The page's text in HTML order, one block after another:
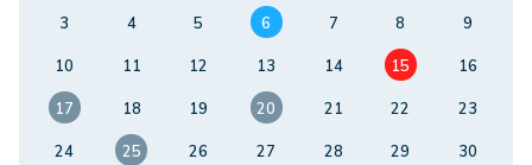
3 4 5 6 7 8
9
10
11 12 13 14 15
16
17
18 19 20 21 22
23
24
25 26 27 28 29
30